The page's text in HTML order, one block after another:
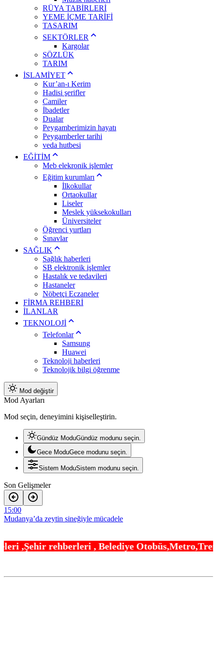
RÜYA TABİRLERİ
YEME İÇME TARİFİ
TASARIM
SEKTÖRLER
Kargolar
SÖZLÜK
TARIM
İSLAMİYET
Kur’an-ı Kerim
Hadisi şerifler
Camiler
İbadetler
Dualar
Peygamberimizin hayatı
Peygamberler tarihi
veda hutbesi
EĞİTİM
Meb elekronik işlemler
Eğitim kurumları
İlkokullar
Ortaokullar
Liseler
Meslek yüksekokulları
Üniversiteler
Öğrenci yurtları
Sınavlar
SAĞLIK
Sağlık haberleri
SB elektronik işlemler
Hastalık ve tedavileri
Hastaneler
Nöbetçi Eczaneler
FİRMA REHBERİ
İLANLAR
TEKNOLOJİ
Telefonlar
Samsung
Huawei
Teknoloji haberleri
Teknolojik bilgi öğrenme
Mod değiştir
Mod Ayarları
Mod seçin, deneyimini kişiselleştirin.
Gündüz ModuGündüz modunu seçin.
Gece ModuGece modunu seçin.
Sistem ModuSistem modunu seçin.
Son Gelişmeler
15:00
Mudanya’da zeytin sineğiyle mücadele
Yenimuhacir Mezarlığı’na anlamlı hayrat çeşmesi
, Belediye Otobüs,Metro,Tren